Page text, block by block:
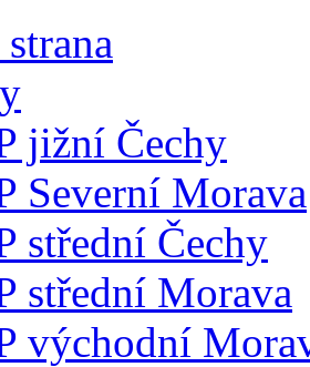
jižní Čechy
Severní Morava
střední Čechy
střední Morava
východní